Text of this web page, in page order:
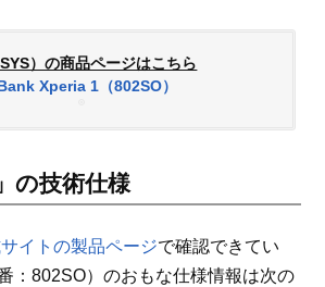
）の商品ページはこちら
Xperia 1（802SO）
の技術仕様
イトの製品ページで確認できてい
：802SO）のおもな仕様情報は次の